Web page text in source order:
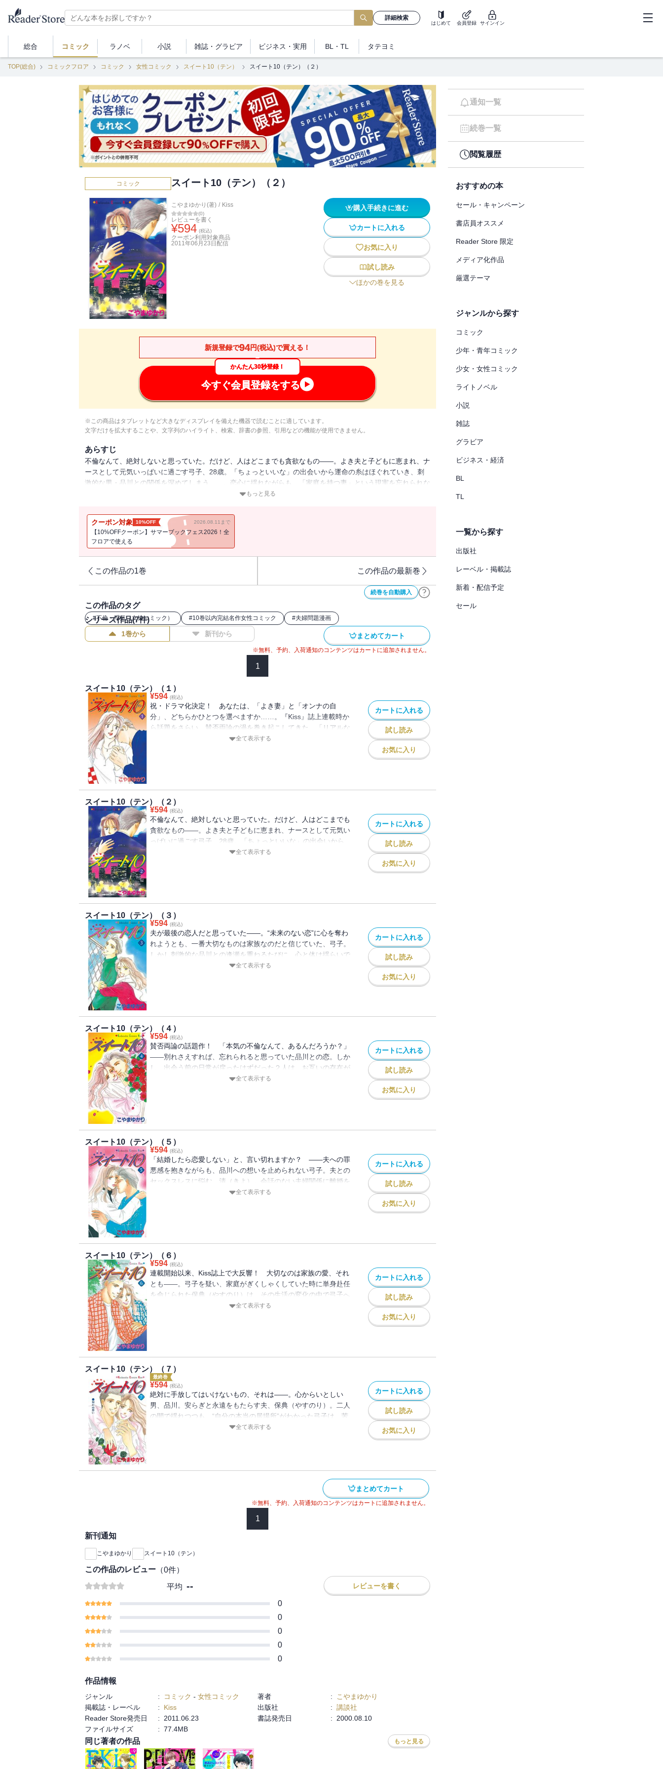
詳細検索
はじめて 会員登録 サインイン
総合 コミック ラノベ 小説 雑誌・ グラビア ビジネス ・実用 BL・TL タテヨミ
TOP(総合) コミックフロア コミック 女性コミック スイート10（テン） スイート10（テン）（２）
コミック スイート10（テン）（２）
こやまゆかり(著) / Kiss
(0)
レビューを書く
¥594 (税込)
クーポン利用対象商品
2011年06月23日 配信
購入手続きに進む
カートに入れる
お気に入り
試し読み
ほかの巻を見る
新規登録で94円(税込)で買える！
かんたん30秒登録！
今すぐ会員登録をする
※この商品はタブレットなど大きなディスプレイを備えた機器で読むことに適しています。
文字だけを拡大することや、文字列のハイライト、検索、辞書の参照、引用などの機能が使用できません。
あらすじ
不倫なんて、絶対しないと思っていた。だけど、人はどこまでも貪欲なもの――。よき夫と子どもに恵まれ、ナ
ースとして元気いっぱいに過ごす弓子、28歳。「ちょっといいな」の出会いから運命の糸はほぐれていき、刺
激的な男・品川との関係を深めてしまう……。恋心に揺れながらも、「家庭を持つ妻」という現実を忘れられな
い戸惑いに、今どきのリアルが凝縮された、第2巻！もっと見る
クーポン対象 10%OFF 2026.08.11まで
【10%OFFクーポン】サマーブックフェス2026！全
フロアで使える
この作品の1巻 この作品の最新巻
続巻を自動購入
この作品のタグ
#不倫・浮気（女性コミック） #10巻以内完結名作女性コミック #夫婦問題漫画
シリーズ作品(7件)
1巻から 新刊から まとめてカート
※無料、予約、入荷通知のコンテンツはカートに追加されません。
1
スイート10（テン）（１）
¥594 (税込)
祝・ドラマ化決定！ あなたは、「よき妻」と「オンナの自
分」、どちらかひとつを選べますか……。『Kiss』誌上連載時か
ら話題をさらい、賛否両論の渦を巻き起こしてきた、「リアルな
不倫物語」！ ――結婚して6年。やさしい夫の理解と協力で仕
全て表示する
カートに入れる
試し読み
お気に入り
スイート10（テン）（２）
¥594 (税込)
不倫なんて、絶対しないと思っていた。だけど、人はどこまでも
貪欲なもの――。よき夫と子どもに恵まれ、ナースとして元気い
っぱいに過ごす弓子、28歳。「ちょっといいな」の出会いから
運命の糸はほぐれていき、刺激的な男・品川との関係を深めてし
全て表示する
カートに入れる
試し読み
お気に入り
スイート10（テン）（３）
¥594 (税込)
夫が最後の恋人だと思っていた――。“未来のない恋”に心を奪わ
れようとも、一番大切なものは家族なのだと信じていた、弓子。
しかし刺激的な品川との逢瀬を重ねるたびに、心と体は揺らいで
いく……。セックスレス、会話のない夫婦など、結婚世代の女性
全て表示する
カートに入れる
試し読み
お気に入り
スイート10（テン）（４）
¥594 (税込)
賛否両論の話題作！ 「本気の不倫なんて、あるんだろうか？」
――別れさえすれば、忘れられると思っていた品川との恋。しか
し、出会う前の日常が戻ったはずだった２人は、お互いの存在が
すでにかけがえのないものになっていたことを痛感する。やさし
全て表示する
カートに入れる
試し読み
お気に入り
スイート10（テン）（５）
¥594 (税込)
「結婚したら恋愛しない」と、言い切れますか？ ――夫への罪
悪感を抱きながらも、品川への想いを止められない弓子。夫との
セックスレスに悩む、清（きよ）。会話のない夫婦関係に離婚を
決意する、るり。結婚の先にある問題をリアルに描く、賛否両論
全て表示する
カートに入れる
試し読み
お気に入り
スイート10（テン）（６）
¥594 (税込)
連載開始以来、Kiss誌上で大反響！ 大切なのは家族の愛、それ
とも――。弓子を疑い、家庭がぎくしゃくしていた時に単身赴任
を命じられた保典（やすのり）は、その生活の変化の中で弓子へ
の信頼を取り戻した。一方、品川は弓子への想いを深めていき、
全て表示する
カートに入れる
試し読み
お気に入り
スイート10（テン）（７）
最終巻
¥594 (税込)
絶対に手放してはいけないもの、それは――。心からいとしい
男、品川。安らぎと永遠をもたらす夫、保典（やすのり）。二人
の間で揺れつつも、“自分の本当の居場所”がわかった弓子は、苦
しみの果てに自分のとるべき道を見いだす。しかし、弓子への疑
よ完結！
全て表示する
カートに入れる
試し読み
お気に入り
まとめてカート
※無料、予約、入荷通知のコンテンツはカートに追加されません。
1
新刊通知
こやまゆかり スイート10（テン）
この作品のレビュー （0件）
平均 -- レビューを書く
0
0
0
0
0
作品情報
ジャンル : コミック - 女性コミック 著者 :
こやまゆかり
掲載誌・レーベル
: Kiss 出版社 : 講談社
Reader Store発売日
: 2011.06.23 書誌発売日 :
2000.08.10
ファイルサイズ
: 77.4MB
同じ著者の作品 もっと見る
通知一覧
続巻一覧
閲覧履歴
おすすめの本
セール・キャンペーン
書店員オススメ
Reader Store 限定
メディア化作品
厳選テーマ
ジャンルから探す
コミック
少年・青年コミック
少女・女性コミック
ライトノベル
小説
雑誌
グラビア
ビジネス・経済
BL
TL
一覧から探す
出版社
レーベル・掲載誌
新着・配信予定
セール